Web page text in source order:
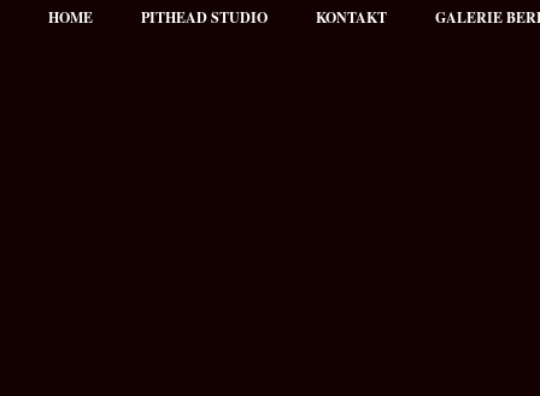
HOME PITHEAD STUDIO KONTAKT GALERIE